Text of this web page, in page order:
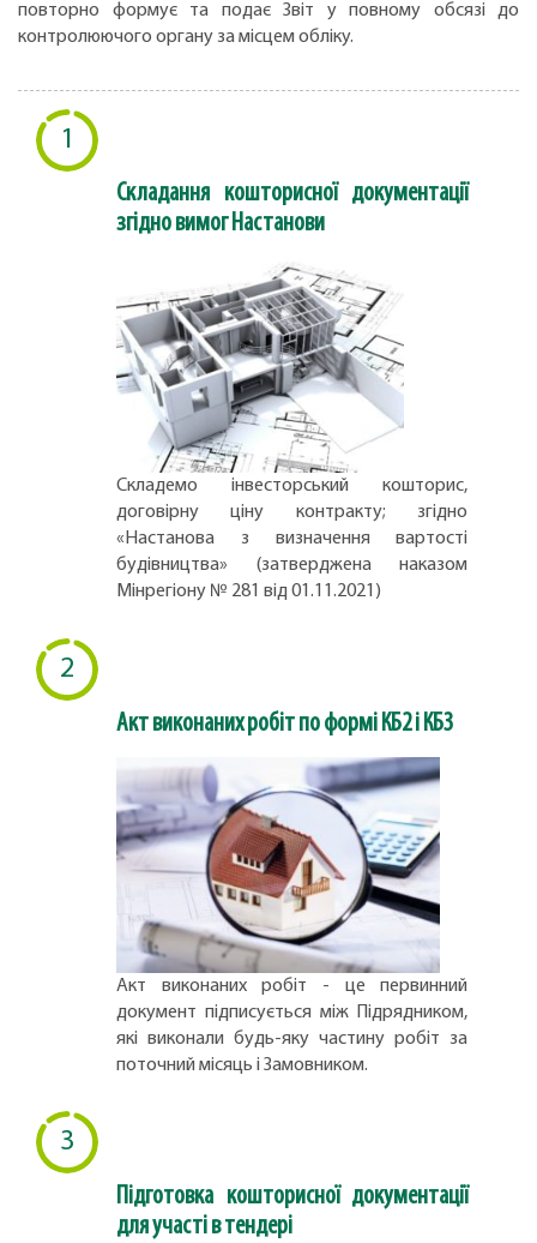
повторно формує та подає Звіт у повному обсязі до
контролюючого органу за місцем обліку.
1
Складання кошторисної документації
згідно вимог Настанови
Складемо інвесторський кошторис,
договірну ціну контракту; згідно
«Настанова з визначення вартості
будівництва» (затверджена наказом
Мінрегіону № 281 від 01.11.2021)
2
Акт виконаних робіт по формі КБ2 і КБ3
Акт виконаних робіт - це первинний
документ підписується між Підрядником,
які виконали будь-яку частину робіт за
поточний місяць і Замовником.
3
Підготовка кошторисної документації
для участі в тендері